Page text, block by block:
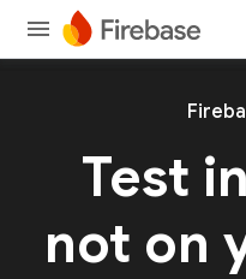
Test
not on